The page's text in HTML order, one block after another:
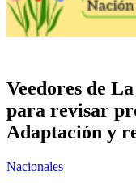
Veedores de
para revisar
Adaptación y
Nacionales